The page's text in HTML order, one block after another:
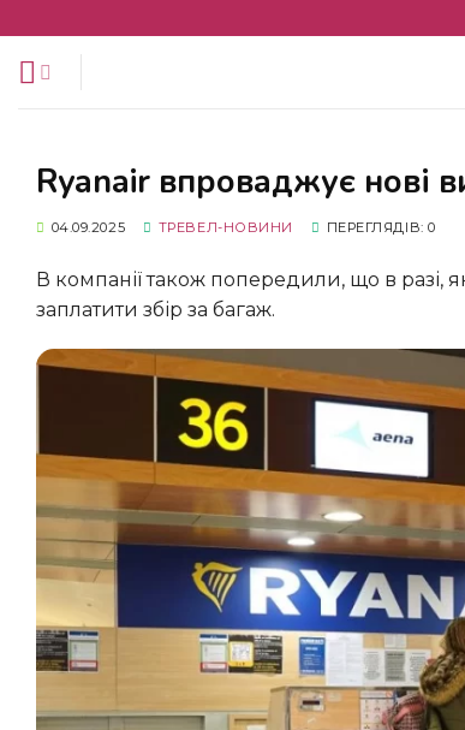
змісту
Ryanair впроваджує нові
04.09.2025 ТРЕВЕЛ-НОВИНИ ПЕРЕГЛЯДІВ: 0
В компанії також попередили, що в разі, якщо пасажир не дотримується нових обмежень, він буде повинен
заплатити збір за багаж.